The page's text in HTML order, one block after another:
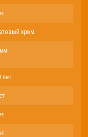
хром
лет